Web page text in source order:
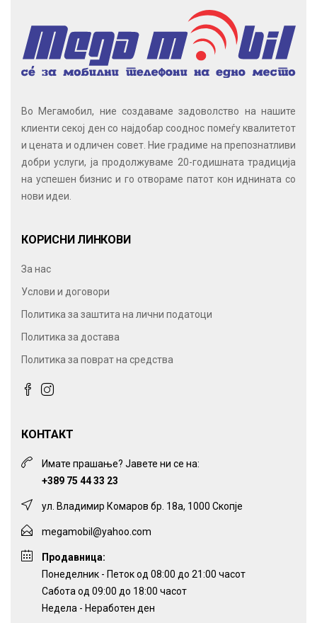
Во Мегамобил, ние создаваме задоволство на нашите
клиенти секој ден со најдобар сооднос помеѓу квалитетот
и цената и одличен совет. Ние градиме на препознатливи
добри услуги, ја продолжуваме 20-годишната традиција
на успешен бизнис и го отвораме патот кон иднината со
нови идеи.
КОРИСНИ ЛИНКОВИ
За нас
Услови и договори
Политика за заштита на лични податоци
Политика за достава
Политика за поврат на средства
КОНТАКТ
Имате прашање? Јавете ни се на:
+389 75 44 33 23
ул. Владимир Комаров бр. 18а, 1000 Скопје
megamobil@yahoo.com
Продавница:
Понеделник - Петок од 08:00 до 21:00 часот
Сабота од 09:00 до 18:00 часот
Недела - Неработен ден